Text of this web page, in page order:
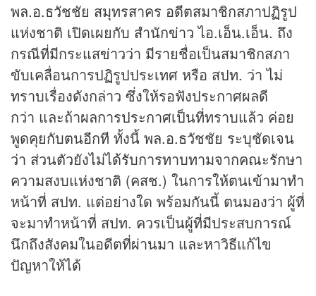
พล.อ.ธวัชชัย สมุทรสาคร อดีตสมาชิกสภาปฏิรูป
แห่งชาติ เปิดเผยกับ สำนักข่าวไอ.เอ็น.เอ็น. ถึง
กรณีที่มีกระแสข่าวว่า มีรายชื่อเป็นสมาชิกสภา
ขับเคลื่อนการปฏิรูปประเทศ หรือ สปท. ว่า ไม่
ทราบเรื่องดังกล่าว ซึ่งให้รอฟังประกาศผลดี
กว่า และถ้าผลการประกาศเป็นที่ทราบแล้ว ค่อย
พูดคุยกับตนอีกที ทั้งนี้ พล.อ.ธวัชชัย ระบุชัดเจน
ว่า ส่วนตัวยังไม่ได้รับการทาบทามจากคณะรักษา
ความสงบแห่งชาติ (คสช.) ในการให้ตนเข้ามาทำ
หน้าที่ สปท. แต่อย่างใด พร้อมกันนี้ ตนมองว่า ผู้ที่
จะมาทำหน้าที่ สปท. ควรเป็นผู้ที่มีประสบการณ์
นึกถึงสังคมในอดีตที่ผ่านมา และหาวิธีแก้ไข
ปัญหาให้ได้